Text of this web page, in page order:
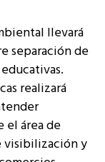
llevará
separación de
realizará
el área de
visibilización y